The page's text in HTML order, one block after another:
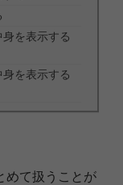
を表示する
を表示する
めて扱うことが